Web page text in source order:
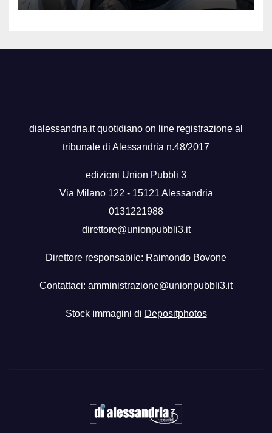
dialessandria.it quotidiano on line registrazione al
tribunale di Alessandria n.48/2017
edizioni Union Pubbli 3
Via Milano 122 - 15121 Alessandria
0131221988
direttore@unionpubbli3.it
Direttore responsabile: Raimondo Bovone
Contattaci: amministrazione@unionpubbli3.it
Stock immagini di Depositphotos